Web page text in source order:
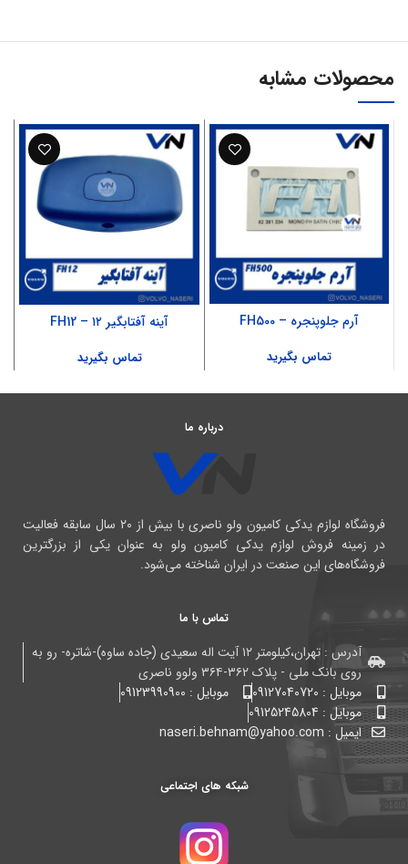
محصولات مشابه
آرم جلوپنجره – FH500
تماس بگیرید
آینه آفتابگیر ۱۲ – FH12
تماس بگیرید
درباره ما
فروشگاه لوازم یدکی کامیون ولو ناصری با بیش از ۲۰ سال سابقه فعالیت
در زمینه فروش لوازم یدکی کامیون ولو به عنوان یکی از بزرگترین
فروشگاه‌های این صنعت در ایران شناخته می‌شود.
تماس با ما
آدرس : تهران،کیلومتر ۱۲ آیت اله سعیدی (جاده ساوه)-شاتره- رو به
روی بانک ملی - پلاک ۳۶۲-۳۶۴ ولوو ناصری
موبایل : 09127040720
موبایل : 09123990900
موبایل : 09125245804
ایمیل : naseri.behnam@yahoo.com
شبکه های اجتماعی